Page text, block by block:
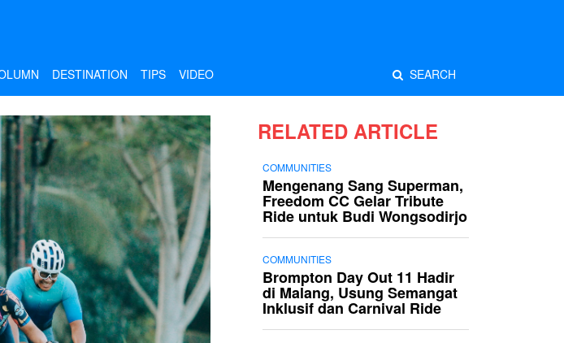
DESTINATION TIPS VIDEO SEARCH
RELATED ARTICLE
COMMUNITIES
Mengenang Sang Superman,
Freedom CC Gelar Tribute
Ride untuk Budi Wongsodirjo
COMMUNITIES
Brompton Day Out 11 Hadir
di Malang, Usung Semangat
Inklusif dan Carnival Ride